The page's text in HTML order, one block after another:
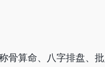
骨算命、八字排盘、